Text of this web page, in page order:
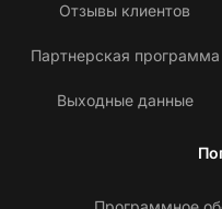
Отзывы клиентов
Партнерская программа
Выходные данные